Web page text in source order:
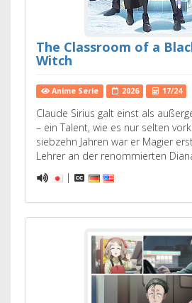
The Classroom of a
Witch
Anime Serie 2026 17/24
Claude Sirius galt einst als
– ein Talent, wie es nur selten
siebzehn Jahren war er Magier
Lehrer an der renommierten
|